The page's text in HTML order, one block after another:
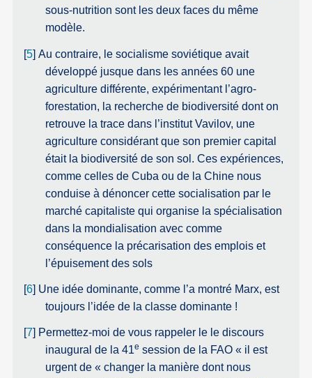
sous-nutrition sont les deux faces du même
modèle.
[5]Au contraire, le socialisme soviétique avait
développé jusque dans les années 60 une
agriculture différente, expérimentant l’agro-
forestation, la recherche de biodiversité dont on
retrouve la trace dans l’institut Vavilov, une
agriculture considérant que son premier capital
était la biodiversité de son sol. Ces expériences,
comme celles de Cuba ou de la Chine nous
conduise à dénoncer cette socialisation par le
marché capitaliste qui organise la spécialisation
dans la mondialisation avec comme
conséquence la précarisation des emplois et
l’épuisement des sols
[6] Une idée dominante, comme l’a montré Marx, est
toujours l’idée de la classe dominante !
[7] Permettez-moi de vous rappeler le le discours
inaugural de la 41e session de la FAO
il est
urgent de « changer la manière dont nous